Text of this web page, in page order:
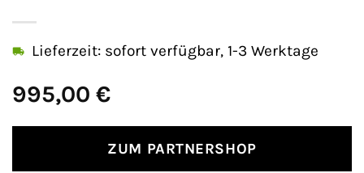
995,00 €
Lieferzeit: sofort verfügbar, 1-3 Werktage
ZUM PARTNERSHOP